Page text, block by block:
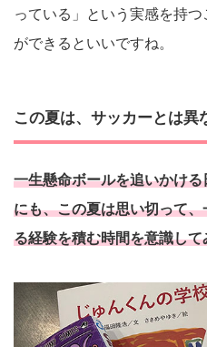
っている」という実感を持
ができるといいですね。
この夏は、サッカーとは異
一生懸命ボールを追いかけ
にも、この夏は思い切って
る経験を積む時間を意識し